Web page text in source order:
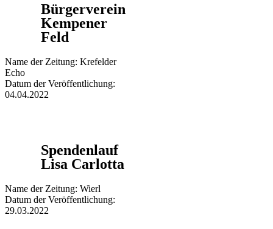
Bürgerverein
Kempener
Feld
Name der Zeitung: Krefelder
Echo
Datum der Veröffentlichung:
04.04.2022
Spendenlauf
Lisa Carlotta
Name der Zeitung: Wierl
Datum der Veröffentlichung:
29.03.2022